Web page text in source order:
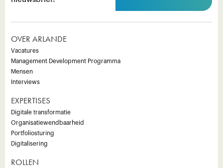
OVER ARLANDE
Vacatures
Management Development Programma
Mensen
Interviews
EXPERTISES
Digitale transformatie
Organisatiewendbaarheid
Portfoliosturing
Digitalisering
ROLLEN